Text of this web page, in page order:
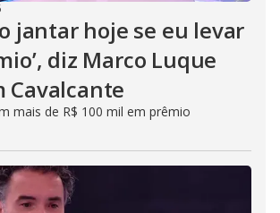
o jantar hoje se eu levar
diz Marco Luque
Cavalcante
mais de R$ 100 mil em prêmio